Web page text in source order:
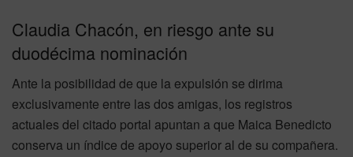
Claudia Chacón, en riesgo ante su
duodécima nominación
Ante la posibilidad de que la expulsión se dirima
exclusivamente entre las dos amigas, los registros
actuales del citado portal apuntan a que Maica Benedicto
conserva un índice de apoyo superior al de su compañera.